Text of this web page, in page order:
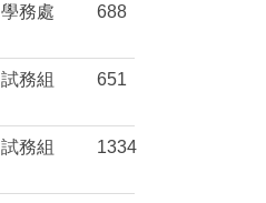
學務處 688
試務組 651
試務組 1334